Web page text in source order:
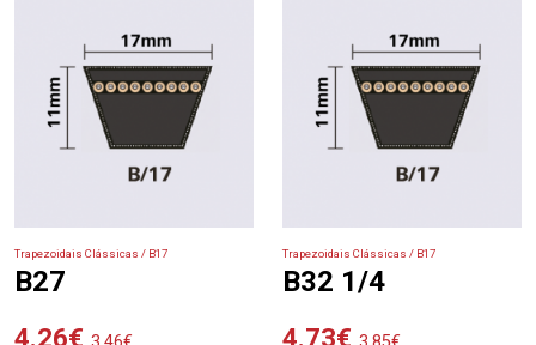
Trapezoidais Clássicas / B17
B27
4.26€
Trapezoidais Clássicas / B17
B32 1/4
4.73€